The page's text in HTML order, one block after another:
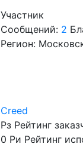
Участник
Сообщений: 2
Регион:
Creed
Рз Рейтинг
0 Ри Рейтинг